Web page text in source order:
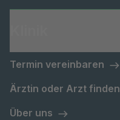
Termin vereinbaren
Ärztin oder Arzt finden
Über uns